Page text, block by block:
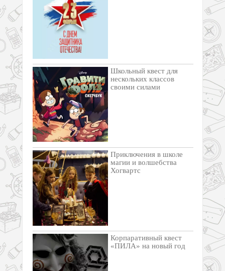
Школьный квест для
нескольких классов
своими силами
Приключения в школе
магии и волшебства
Хогвартс
Корпаративный квест
«ПИЛА» на новый год